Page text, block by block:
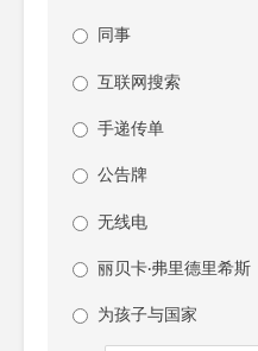
同事
互联网搜索
手递传单
公告牌
无线电
丽贝卡·弗里德里希斯
为孩子与国家